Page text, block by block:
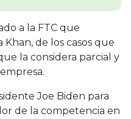
a la FTC que
Khan, de los casos que
la considera parcial y
Joe Biden para
de la competencia en